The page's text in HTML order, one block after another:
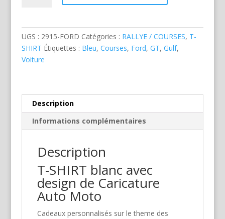
UGS : 2915-FORD Catégories : RALLYE / COURSES, T-
SHIRT Étiquettes : Bleu, Courses, Ford, GT, Gulf,
Voiture
Description
Informations complémentaires
Description
T-SHIRT blanc avec
design de Caricature
Auto Moto
Cadeaux personnalisés sur le theme des